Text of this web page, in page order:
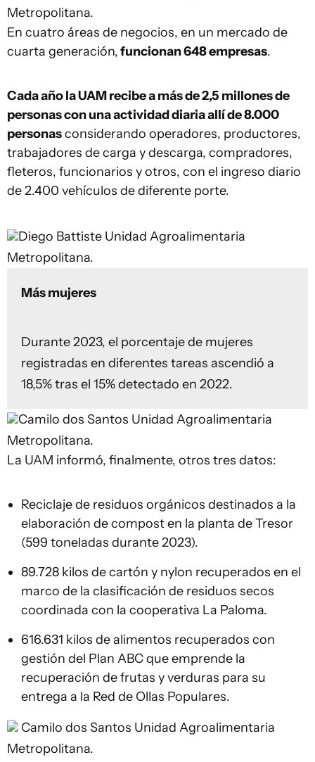
Metropolitana.
En cuatro áreas de negocios, en un mercado de
cuarta generación,funcionan 648 empresas.
Cada año la UAM recibe a más de 2,5 millones de
personas con una actividad diaria allí de 8.000
personasconsiderando operadores, productores,
trabajadores de carga y descarga, compradores,
fleteros, funcionarios y otros, con el ingreso diario
de 2.400 vehículos de diferente porte.
Diego Battiste Unidad Agroalimentaria
Metropolitana.
Más mujeres
Durante 2023, el porcentaje de mujeres
registradas en diferentes tareas ascendió a
18,5% tras el 15% detectado en 2022.
Camilo dos Santos Unidad Agroalimentaria
Metropolitana.
La UAM informó, finalmente, otros tres datos:
Reciclaje de residuos orgánicos destinados a la
elaboración de compost en la planta de Tresor
(599 toneladas durante 2023).
89.728 kilos de cartón y nylon recuperados en el
marco de la clasificación de residuos secos
coordinada con la cooperativa La Paloma.
616.631 kilos de alimentos recuperados con
gestión del Plan ABC que emprende la
recuperación de frutas y verduras para su
entrega a la Red de Ollas Populares.
Camilo dos Santos Unidad Agroalimentaria
Metropolitana.